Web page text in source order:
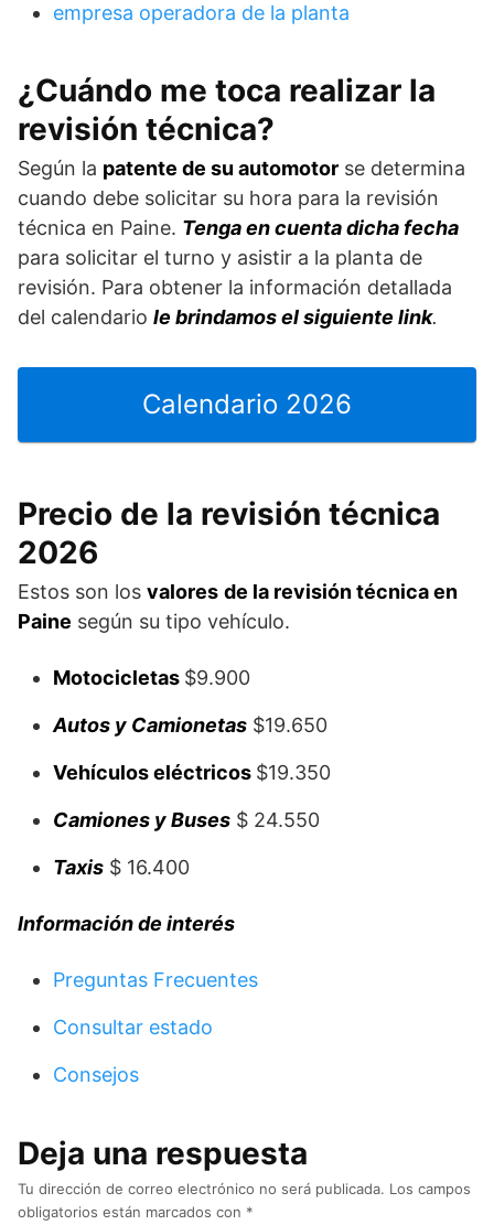
empresa operadora de la planta
¿Cuándo me toca realizar la
revisión técnica?
Según la patente de su automotor se determina
cuando debe solicitar su hora para la revisión
técnica en Paine. Tenga en cuenta dicha fecha
para solicitar el turno y asistir a la planta de
revisión. Para obtener la información detallada
del calendario le brindamos el siguiente link.
Calendario 2026
Precio de la revisión técnica
2026
Estos son los valores de la revisión técnica en
Paine según su tipo vehículo.
Motocicletas $9.900
Autos y Camionetas $19.650
Vehículos eléctricos $19.350
Camiones y Buses $ 24.550
Taxis $ 16.400
Informaciónde interés
Preguntas Frecuentes
Consultar estado
Consejos
Deja una respuesta
Tu dirección de correo electrónico no será publicada. Los campos
obligatorios están marcados con *